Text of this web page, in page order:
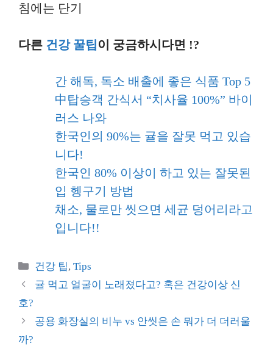
침에는 단기
다른 건강 꿀팁 이 궁금하시다면 !?
간 해독, 독소 배출에 좋은 식품 Top 5
中탑승객 간식서 “치사율 100%” 바이
러스 나와
한국인의 90%는 귤을 잘못 먹고 있습
니다!
한국인 80% 이상이 하고 있는 잘못된
입 헹구기 방법
채소, 물로만 씻으면 세균 덩어리라고
입니다!!
카
테
건강 팁,Tips
귤 먹고 얼굴이 노래졌다고? 혹은 건강이상 신
호?
공용 화장실의 비누 vs 안씻은 손 뭐가 더 더러울
까?